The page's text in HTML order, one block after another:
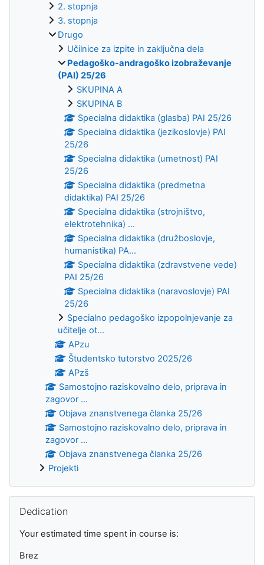
2. stopnja
3. stopnja
Drugo
Učilnice za izpite in zaključna dela
Pedagoško-andragoško izobraževanje
(PAI) 25/26
SKUPINA A
SKUPINA B
Specialna didaktika (glasba) PAI 25/26
Specialna didaktika (jezikoslovje) PAI
25/26
Specialna didaktika (umetnost) PAI
25/26
Specialna didaktika (predmetna
didaktika) PAI 25/26
Specialna didaktika (strojništvo,
elektrotehnika) ...
Specialna didaktika (družboslovje,
humanistika) PA...
Specialna didaktika (zdravstvene vede)
PAI 25/26
Specialna didaktika (naravoslovje) PAI
25/26
Specialno pedagoško izpopolnjevanje za
učitelje ot...
APzu
Študentsko tutorstvo 2025/26
APzš
Samostojno raziskovalno delo, priprava in
zagovor ...
Objava znanstvenega članka 25/26
Samostojno raziskovalno delo, priprava in
zagovor ...
Objava znanstvenega članka 25/26
Projekti
Dedication
Your estimated time spent in course is:
Brez